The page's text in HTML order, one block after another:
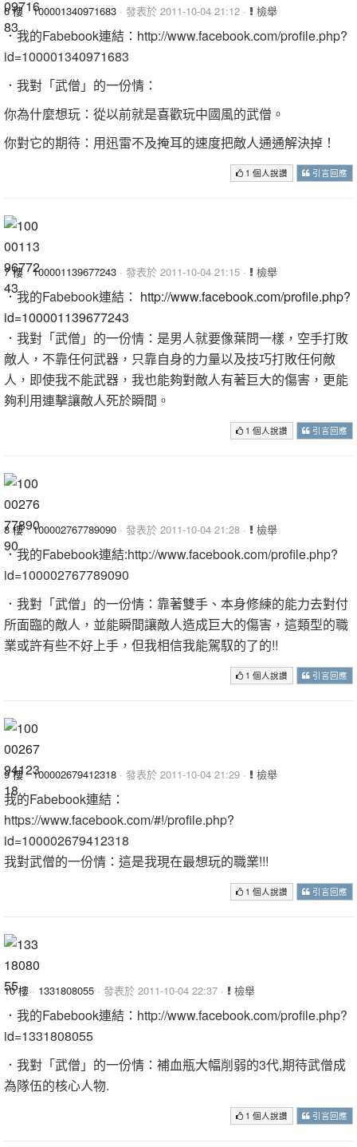
6 樓·100001340971683 · 發表於 2011-10-04 21:12 · 檢舉
．我的Fabebook連結：http://www.facebook.com/profile.php?
id=100001340971683
．我對「武僧」的一份情：
你為什麼想玩：從以前就是喜歡玩中國風的武僧。
你對它的期待：用迅雷不及掩耳的速度把敵人通通解決掉！
1 個人說讚 引言回應
7 樓·100001139677243 · 發表於 2011-10-04 21:15 · 檢舉
．我的Fabebook連結： http://www.facebook.com/profile.php?
id=100001139677243
．我對「武僧」的一份情：是男人就要像葉問一樣，空手打敗
敵人，不靠任何武器，只靠自身的力量以及技巧打敗任何敵
人，即使我不能武器，我也能夠對敵人有著巨大的傷害，更能
夠利用連擊讓敵人死於瞬間。
1 個人說讚 引言回應
8 樓·100002767789090 · 發表於 2011-10-04 21:28 · 檢舉
．我的Fabebook連結:http://www.facebook.com/profile.php?
id=100002767789090
．我對「武僧」的一份情：靠著雙手、本身修練的能力去對付
所面臨的敵人，並能瞬間讓敵人造成巨大的傷害，這類型的職
業或許有些不好上手，但我相信我能駕馭的了的!!
1 個人說讚 引言回應
9 樓·100002679412318 · 發表於 2011-10-04 21:29 · 檢舉
我的Fabebook連結：
https://www.facebook.com/#!/profile.php?
id=100002679412318
我對武僧的一份情：這是我現在最想玩的職業!!!
1 個人說讚 引言回應
10 樓 · 1331808055 · 發表於 2011-10-04 22:37 · 檢舉
．我的Fabebook連結：http://www.facebook.com/profile.php?
id=1331808055
．我對「武僧」的一份情：補血瓶大幅削弱的3代,期待武僧成
為隊伍的核心人物.
1 個人說讚 引言回應